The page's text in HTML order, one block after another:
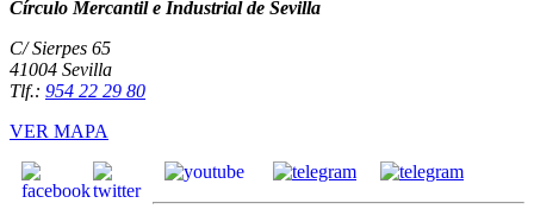
Círculo Mercantil e Industrial de Sevilla
C/ Sierpes 65
41004 Sevilla
Tlf.: 954 22 29 80
VER MAPA